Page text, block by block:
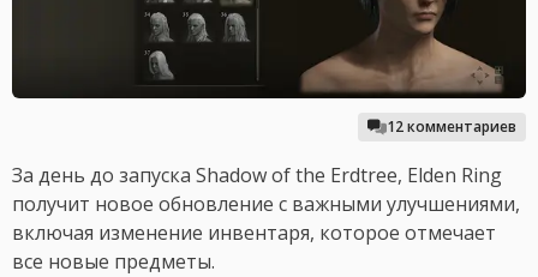
12 комментариев
За день до запуска Shadow of the Erdtree, Elden Ring
получит новое обновление с важными улучшениями,
включая изменение инвентаря, которое отмечает
все новые предметы.